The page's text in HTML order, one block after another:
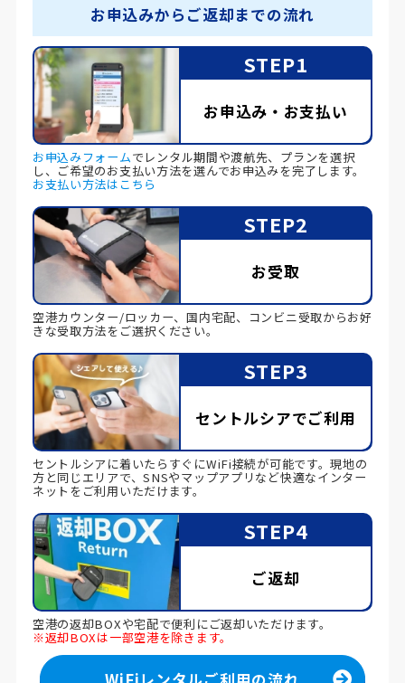
お申込みからご返却までの流れ
STEP1
お申込み・お支払い
お申込みフォームでレンタル期間や渡航先、プランを選択
し、ご希望のお支払い方法を選んでお申込みを完了します。
お支払い方法はこちら
STEP2
お受取
空港カウンター/ロッカー、国内宅配、コンビニ受取からお好
きな受取方法をご選択ください。
STEP3
セントルシアでご利用
セントルシアに着いたらすぐにWiFi接続が可能です。現地の
方と同じエリアで、SNSやマップアプリなど快適なインター
ネットをご利用いただけます。
STEP4
ご返却
空港の返却BOXや宅配で便利にご返却いただけます。
※返却BOXは一部空港を除きます。